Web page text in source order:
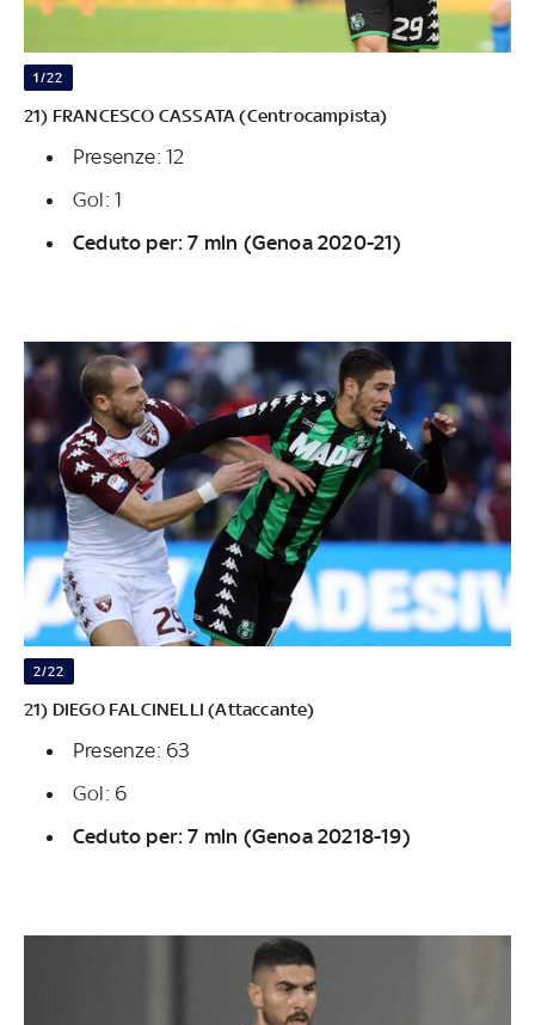
1/22
21) FRANCESCO CASSATA (Centrocampista)
Presenze: 12
Gol: 1
Ceduto per: 7 mln (Genoa 2020-21)
2/22
21) DIEGO FALCINELLI (Attaccante)
Presenze: 63
Gol: 6
Ceduto per: 7 mln (Genoa 20218-19)